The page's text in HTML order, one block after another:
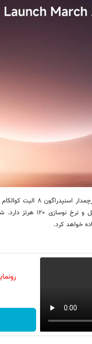
می‌برد که وضوح ۳۲۰۰ در